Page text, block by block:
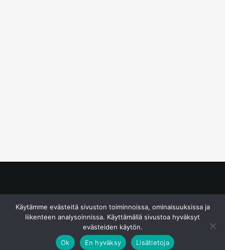
Käytämme evästeitä sivuston toiminnoissa, ominaisuuksissa ja
liikenteen analysoinnissa. Käyttämällä sivustoa hyväksyt
evästeiden käytön.
Ok
En hyväksy Lisätietoja